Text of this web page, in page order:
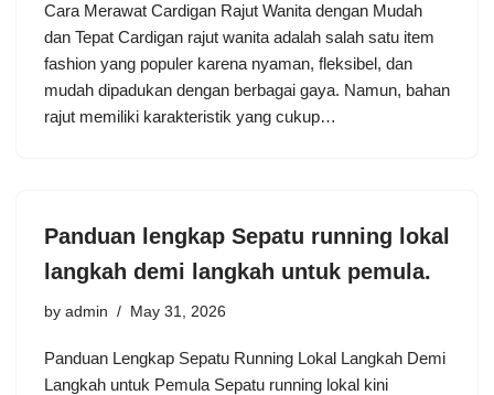
Cara Merawat Cardigan Rajut Wanita dengan Mudah
dan Tepat Cardigan rajut wanita adalah salah satu item
fashion yang populer karena nyaman, fleksibel, dan
mudah dipadukan dengan berbagai gaya. Namun, bahan
rajut memiliki karakteristik yang cukup…
Panduan lengkap Sepatu running lokal
langkah demi langkah untuk pemula.
by admin May 31, 2026
Panduan Lengkap Sepatu Running Lokal Langkah Demi
Langkah untuk Pemula Sepatu running lokal kini